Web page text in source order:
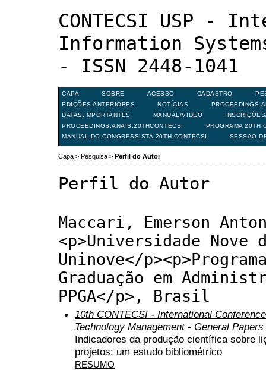
CONTECSI USP -
Information
- ISSN 2448-1041
CAPA SOBRE ACESSO CADASTRO
EDIÇÕES ANTERIORES
NOTÍCIAS
DATAS.IMPORTANTES
MANUAL/VIDEO
PROCEEDINGS.ANAIS.20THCONTECSI
PROGRAMA 20TH
MANUAL.DO.CONGRESSISTA.20TH.CONTECSI
Capa > Pesquisa > Perfil do Autor
Perfil do Autor
Maccari, Emerson
<p>Universidade Nove
Uninove</
Graduação em
PPGA</p>, Brasil
10th CONTECSI - International
Technology Management- General Papers
Indicadores da produção científica sobre
projetos: um estudo bibliométrico
RESUMO